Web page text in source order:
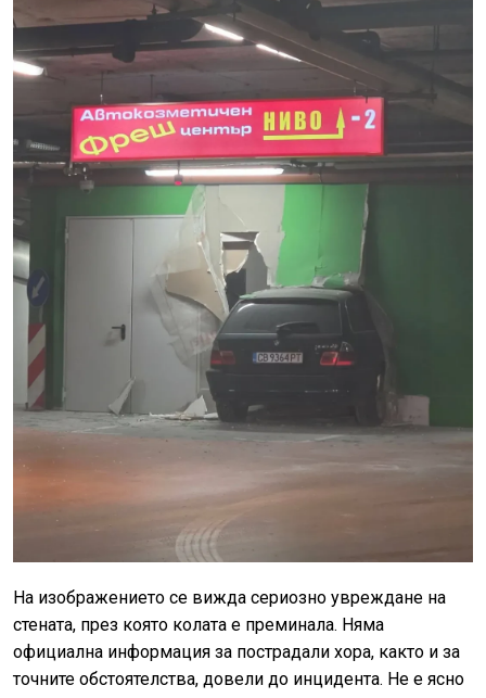
На изображението се вижда сериозно увреждане на
стената, през която колата е преминала. Няма
официална информация за пострадали хора, както и за
точните обстоятелства, довели до инцидента. Не е ясно